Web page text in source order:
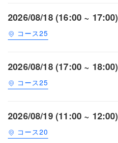
2026/08/18 (16:00 ~ 17:00)
コース25
2026/08/18 (17:00 ~ 18:00)
コース25
2026/08/19 (11:00 ~ 12:00)
コース20